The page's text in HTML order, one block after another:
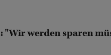
werden sparen